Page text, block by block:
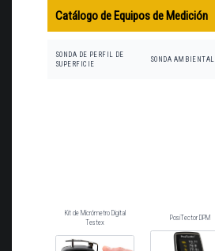
Catálogo de Equipos de Medición
SONDA DE PERFIL DE
SUPERFICIE
SONDA AMBIENTAL
Kit de Micrómetro Digital
Testex
PosiTector DPM